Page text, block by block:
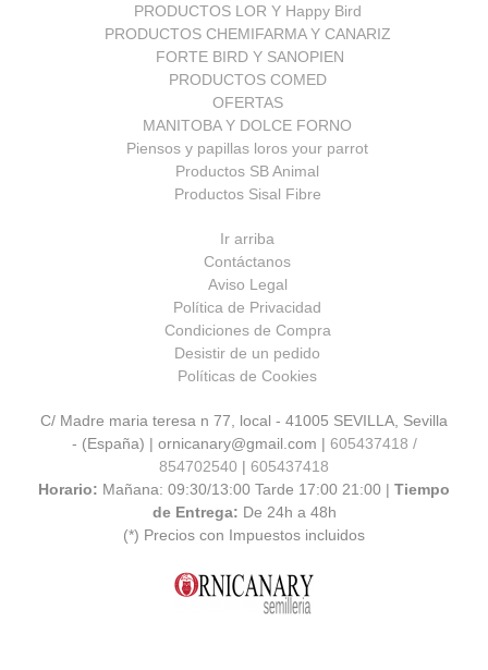
PRODUCTOS LOR Y Happy Bird
PRODUCTOS CHEMIFARMA Y CANARIZ
FORTE BIRD Y SANOPIEN
PRODUCTOS COMED
OFERTAS
MANITOBA Y DOLCE FORNO
Piensos y papillas loros your parrot
Productos SB Animal
Productos Sisal Fibre
Ir arriba
Contáctanos
Aviso Legal
Política de Privacidad
Condiciones de Compra
Desistir de un pedido
Políticas de Cookies
C/ Madre maria teresa n 77, local - 41005 SEVILLA, Sevilla
- (España) | ornicanary@gmail.com | 605437418 /
854702540 | 605437418
Horario: Mañana: 09:30/13:00 Tarde 17:00 21:00 | Tiempo
de Entrega: De 24h a 48h
(*) Precios con Impuestos incluidos